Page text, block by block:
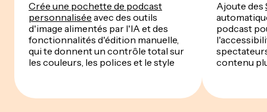
Crée une pochette de podcast
personnalisée avec des outils
d'image alimentés par l'IA et des
fonctionnalités d'édition manuelle,
qui te donnent un contrôle total sur
les couleurs, les polices et le style
Ajoute des
podcast
contenu